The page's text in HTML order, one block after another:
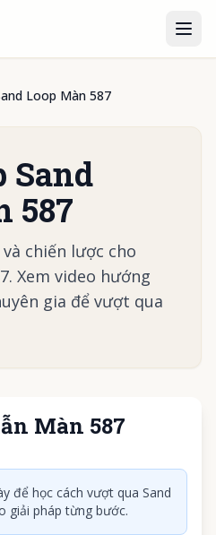
Loop Màn 587
Sand
587
chiến lược cho
Xem video hướng
gia để vượt qua
Màn 587
phát video
để học cách vượt qua Sand
giải pháp từng bước.